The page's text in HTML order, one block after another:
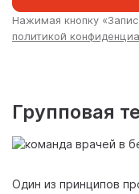
Нажимая кнопку
политикой
Групповая
Один из принципов